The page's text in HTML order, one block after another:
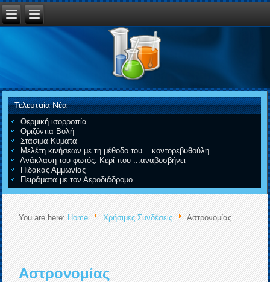
Τελευταία Νέα
Θερμική ισορροπία.
Οριζόντια Βολή
Στάσιμα Κύματα
Μελέτη κινήσεων με τη μέθοδο του ...κοντορεβυθούλη
Ανάκλαση του φωτός: Κερί που ...αναβοσβήνει
Πίδακας Αμμωνίας
Πειράματα με τον Αεροδιάδρομο
You are here: Home Χρήσιμες Συνδέσεις Αστρονομίας
Αστρονομίας